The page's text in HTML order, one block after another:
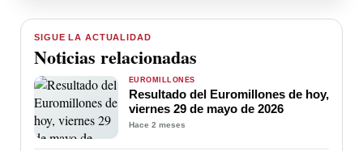
SIGUE LA ACTUALIDAD
Noticias relacionadas
EUROMILLONES
Resultado del Euromillones de hoy,
viernes 29 de mayo de 2026
Hace 2 meses